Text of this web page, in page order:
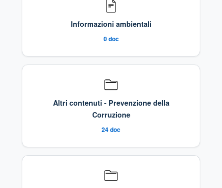
Informazioni ambientali
0doc
Altri contenuti - Prevenzione della
Corruzione
24doc